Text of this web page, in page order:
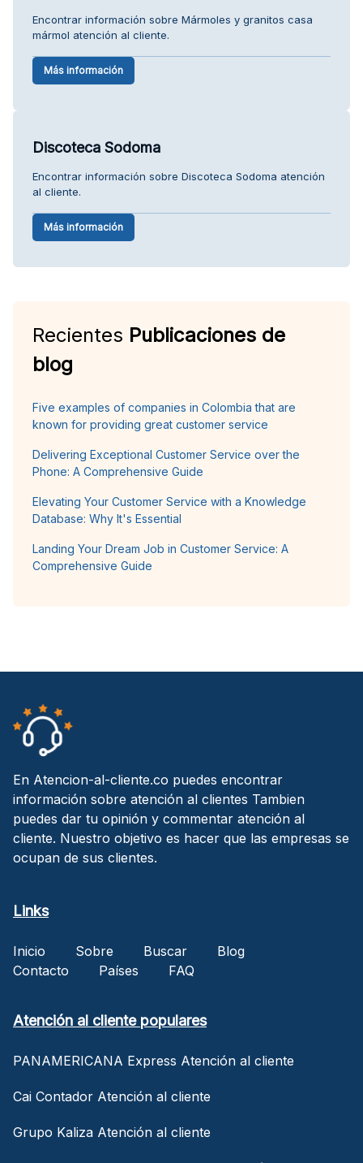
Encontrar información sobre Mármoles y granitos casa
mármol atención al cliente.
Más información
Discoteca Sodoma
Encontrar información sobre Discoteca Sodoma atención
al cliente.
Más información
Recientes Publicaciones de
blog
Five examples of companies in Colombia that are
known for providing great customer service
Delivering Exceptional Customer Service over the
Phone: A Comprehensive Guide
Elevating Your Customer Service with a Knowledge
Database: Why It's Essential
Landing Your Dream Job in Customer Service: A
Comprehensive Guide
En Atencion-al-cliente.co puedes encontrar
información sobre atención al clientes Tambien
puedes dar tu opinión y commentar atención al
cliente. Nuestro objetivo es hacer que las empresas se
ocupan de sus clientes.
Links
Inicio Sobre Buscar
Blog
Contacto
Países FAQ
Atención al cliente populares
PANAMERICANA Express Atención al cliente
Cai Contador Atención al cliente
Grupo Kaliza Atención al cliente